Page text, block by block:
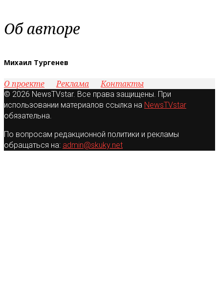
Об авторе
Михаил Тургенев
О проекте Реклама Контакты
© 2026 NewsTVstar. Все права защищены. При
использовании материалов ссылка на NewsTVstar
обязательна.
По вопросам редакционной политики и рекламы
обращаться на: admin@skuky.net